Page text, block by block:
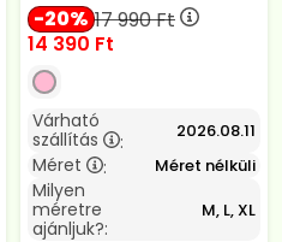
20 17 990Ft
14 390 Ft
Várható
szállítás
: 2026.08.11
Méret : Méret nélküli
Milyen
méretre
ajánljuk?:
M, L, XL